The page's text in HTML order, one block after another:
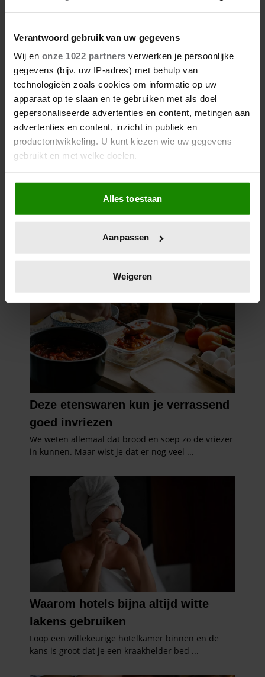
Verantwoord gebruik van uw gegevens
Wij en onze 1022 partners verwerken je persoonlijke
gegevens (bijv. uw IP-adres) met behulp van
technologieën zoals cookies om informatie op uw
apparaat op te slaan en te gebruiken met als doel
gepersonaliseerde advertenties en content, metingen aan
advertenties en content, inzicht in publiek en
productontwikkeling. U kunt kiezen wie uw gegevens
gebruikt en met welke doelen.
Als u het toestaat, willen we ook graag:
Informatie verzamelen over uw geografische
locatie, die tot een paar meter nauwkeurig kan zijn
scannen op specifieke eigenschappen (fingerprinting)
verwerkt en stel uw voorkeuren in het
intrekken in de Cookieverklaring.
We gebruiken cookies om content en advertenties te
personaliseren, om functies voor social media te bieden
en om ons websiteverkeer te analyseren. Ook delen we
informatie over uw gebruik van onze site met onze
partners voor social media, adverteren en analyse. Deze
partners kunnen deze gegevens combineren met andere
informatie die u aan ze heeft verstrekt of die ze hebben
verzameld op basis van uw gebruik van hun services. U
gaat akkoord met onze cookies als u onze website blijft
gebruiken.
Alles toestaan
Aanpassen
Weigeren